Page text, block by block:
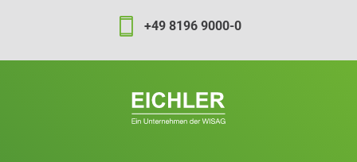
+49 8196 9000-0